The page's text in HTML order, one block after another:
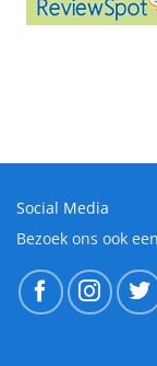
Social Media
Bezoek ons ook